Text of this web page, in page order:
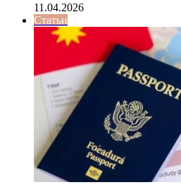
11.04.2026
Статьи